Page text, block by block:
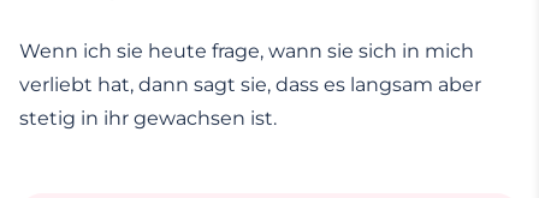
Wenn ich sie heute frage, wann sie sich in mich
verliebt hat, dann sagt sie, dass es langsam aber
stetig in ihr gewachsen ist.